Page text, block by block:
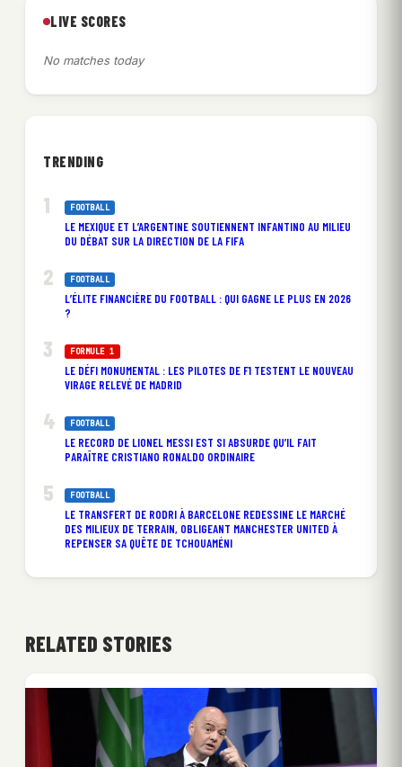
LIVE SCORES
No matches today
TRENDING
FOOTBALL
LE MEXIQUE ET L’ARGENTINE SOUTIENNENT INFANTINO AU MILIEU
DU DÉBAT SUR LA DIRECTION DE LA FIFA
FOOTBALL
L’ÉLITE FINANCIÈRE DU FOOTBALL : QUI GAGNE LE PLUS EN 2026
?
FORMULE 1
LE DÉFI MONUMENTAL : LES PILOTES DE F1 TESTENT LE NOUVEAU
VIRAGE RELEVÉ DE MADRID
FOOTBALL
LE RECORD DE LIONEL MESSI EST SI ABSURDE QU’IL FAIT
PARAÎTRE CRISTIANO RONALDO ORDINAIRE
FOOTBALL
LE TRANSFERT DE RODRI À BARCELONE REDESSINE LE MARCHÉ
DES MILIEUX DE TERRAIN, OBLIGEANT MANCHESTER UNITED À
REPENSER SA QUÊTE DE TCHOUAMÉNI
RELATED STORIES